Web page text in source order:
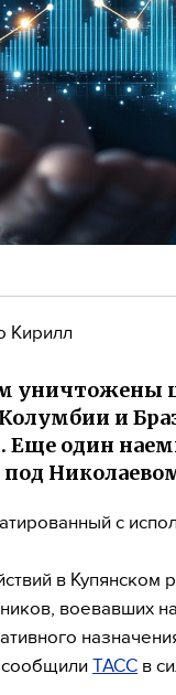
Кирилл
уничтожены
и
Еще один
с
в Купянском
воевавших
сообщили ТАСС в